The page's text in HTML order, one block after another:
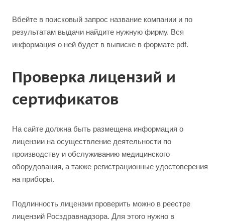
Вбейте в поисковый запрос название компании и по
результатам выдачи найдите нужную фирму. Вся
информация о ней будет в выписке в формате pdf.
Проверка лицензий и
сертификатов
На сайте должна быть размещена информация о
лицензии на осуществление деятельности по
производству и обслуживанию медицинского
оборудования, а также регистрационные удостоверения
на приборы.
Подлинность лицензии проверить можно в реестре
лицензий Росздравнадзора. Для этого нужно в